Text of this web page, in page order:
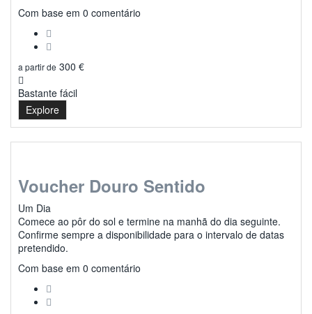
0
Com base em 0 comentário
a partir de 300 €
Bastante fácil
Explore
Voucher Douro Sentido
Um Dia
Comece ao pôr do sol e termine na manhã do dia seguinte.
Confirme sempre a disponibilidade para o intervalo de datas
pretendido.
0
Com base em 0 comentário